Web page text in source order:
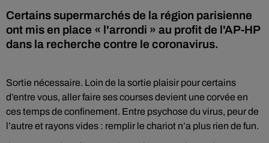
Certains supermarchés de la région parisienne
ont mis en place « l'arrondi » au profit de l'AP-HP
dans la recherche contre le coronavirus.
Sortie nécessaire. Loin de la sortie plaisir pour certains
d’entre vous, aller faire ses courses devient une corvée en
ces temps de confinement. Entre psychose du virus, peur de
l’autre et rayons vides : remplir le chariot n’a plus rien de fun.